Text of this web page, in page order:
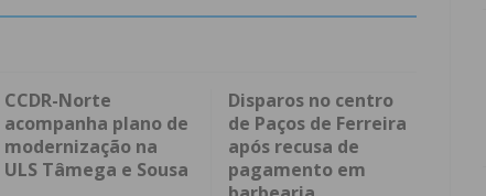
CCDR-Norte
acompanha plano de
modernização na
ULS Tâmega e Sousa
Disparos no centro
de Paços de Ferreira
após recusa de
pagamento em